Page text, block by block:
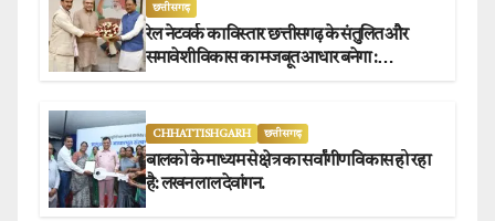
छत्तीसगढ़
रेल नेटवर्क का विस्तार छत्तीसगढ़ के संतुलित और
समावेशी विकास का मजबूत आधार बनेगा :
CHHATTISHGARH छत्तीसगढ़
बालको के माध्यम से क्षेत्र का सर्वांगीण विकास हो रहा
है: लखन लाल देवांगन.